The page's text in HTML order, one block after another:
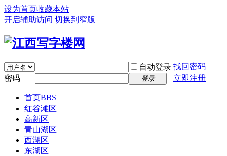
设为首页收藏本站
开启辅助访问 切换到窄版
自动登录 找回密码
密码
登录 立即注册
首页BBS
红谷滩区
高新区
青山湖区
西湖区
东湖区